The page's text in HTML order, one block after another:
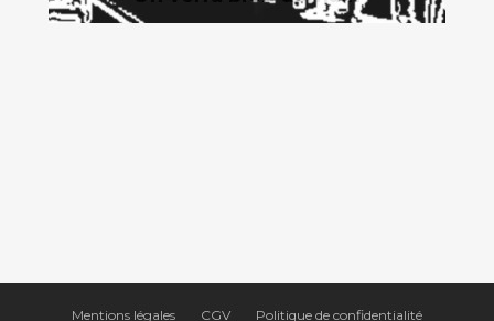
Mentions légales CGV Politique de confidentialité